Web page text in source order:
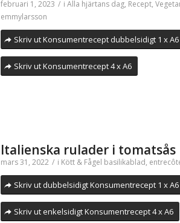
februari 1, 2023 / i Alla hjärtans dag, Recept,
emmylarsson
Skriv ut Konsumentrecept dubbelsidigt 1 x A6
Skriv ut Konsumentrecept 4 x A6
Italienska rulader i tomatsås
mars 31, 2022 / i Kött & Fågel basilikablad,
Skriv ut dubbelsidigt Konsumentrecept 1 x A6
Skriv ut enkelsidigt Konsumentrecept 4 x A6